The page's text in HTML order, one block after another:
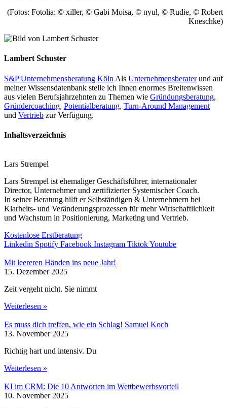
(Fotos: Fotolia: © xiller, © Gabi Moisa, © nyul, © Rudie, © Robert
Kneschke)
Lambert Schuster
S&P Unternehmensberatung Köln Als Unternehmensberaterund auf
meiner Wissensdatenbank stelle ich Ihnen enormes Breitenwissen
aus vielen Berufsjahrzehnten zu Themen wie Gründungsberatung,
Gründercoaching, Potentialberatung, Turn-Around Management
und Vertrieb zur Verfügung.
Inhaltsverzeichnis
Lars Strempel
Lars Strempel ist ehemaliger Geschäftsführer, internationaler
Director, Unternehmer und zertifizierter Systemischer Coach.
In seiner Beratung hilft er Selbständigen & Unternehmern bei
Klarheits- und Veränderungsprozessen für mehr Wirtschaftlichkeit
und Wachstum in Positionierung, Marketing und Vertrieb.
Kostenlose Erstberatung
Linkedin Spotify Facebook Instagram TiktokYoutube
Mit leereren Händen ins neue Jahr!
15. Dezember 2025
Zeit vergeht nicht. Sie nimmt
Weiterlesen »
Es muss dich treffen, wie ein Schlag! Samuel Koch
13. November 2025
Richtig hart und intensiv. Du
Weiterlesen »
KI im CRM: Die 10 Antworten im Wettbewerbsvorteil
10. November 2025